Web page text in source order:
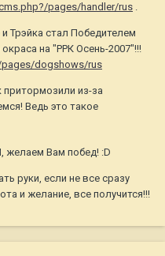
pages/handler/rus .
Трэйка стал Победителем
на "РРК Осень-2007"!!!
pages/dogshows/rus
из-за
Ведь это такое
желаем Вам побед! :D
руки, если не все сразу
и желание, все получится!!!